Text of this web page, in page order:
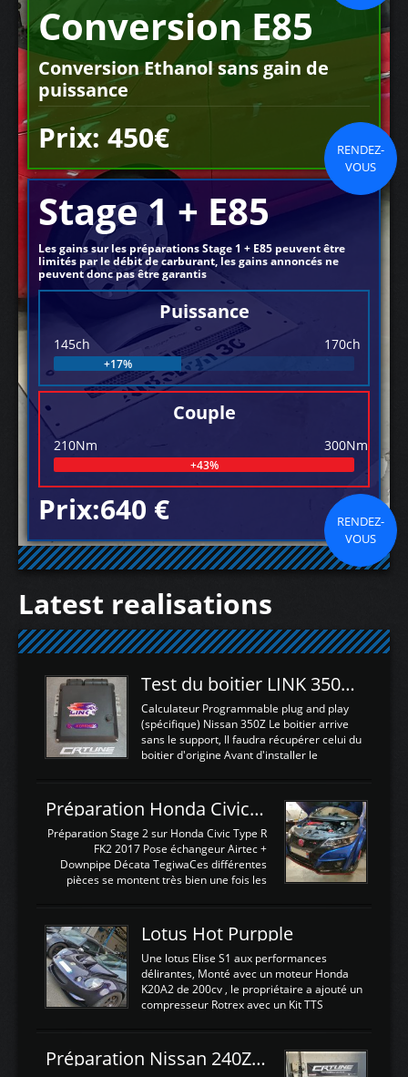
Conversion E85
Conversion Ethanol sans gain de
puissance
Prix: 450€
RENDEZ-
VOUS
Stage 1 + E85
Les gains sur les préparations Stage 1 + E85 peuvent être
limités par le débit de carburant, les gains annoncés ne
peuvent donc pas être garantis
Puissance
145ch 170ch
+17%
Couple
210Nm 300Nm
+43%
Prix:640 €
RENDEZ-
VOUS
Latest realisations
Test du boitier LINK 350Z Plugin ECU
Calculateur Programmable plug and play
(spécifique) Nissan 350Z Le boitier arrive
sans le support, Il faudra récupérer celui du
boitier d'origine Avant d'installer le
d'envoyer l'information de la large bande
dans le boitier. sydney sweeney deepfake
La sortie 0-5V de l'afr sera connectée sur
l'entrée AN Volt 8 et GndAN pour
Analogique, et Volt car l'information est une
tension (Pas une résistance variable d'un
est temps de brancher le ...
Préparation Honda Civic Type R FK2
Préparation Stage 2 sur Honda Civic Type R
FK2 2017 Pose échangeur Airtec +
Downpipe Décata TegiwaCes différentes
pièces se montent très bien une fois les
légere découpe du plastique inferieur,
negénant en rien la structure ou le
fonctionnement du fond plat. Une
reprogrammation Stage 2 est faite sur le
calculateur d'origine. Une alternative
économique au passage sur Hondata
d'origine 310cv et 400Nn , Une fois
reprogrammé et les ...
Lotus Hot Purpple
Une lotus Elise S1 aux performances
délirantes, Monté avec un moteur Honda
K20A2 de 200cv , le propriétaire a ajouté un
compresseur Rotrex avec un Kit TTS
d'augmenter la puissance de son moteur:
un watercooler a été ajouté. 300Cv sans
Préparation Nissan 240Z SR20DET